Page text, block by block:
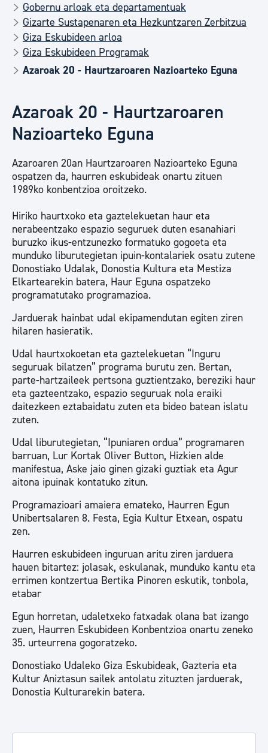
Gobernu arloak eta departamentuak
Gizarte Sustapenaren eta Hezkuntzaren Zerbitzua
Giza Eskubideen arloa
Giza Eskubideen Programak
Azaroak 20 - Haurtzaroaren Nazioarteko Eguna
Azaroak 20 - Haurtzaroaren
Nazioarteko Eguna
Azaroaren 20an Haurtzaroaren Nazioarteko Eguna
ospatzen da, haurren eskubideak onartu zituen
1989ko konbentzioa oroitzeko.
Hiriko haurtxoko eta gaztelekuetan haur eta
nerabeentzako espazio seguruek duten esanahiari
buruzko ikus-entzunezko formatuko gogoeta eta
munduko liburutegietan ipuin-kontalariek osatu zutene
Donostiako Udalak, Donostia Kultura eta Mestiza
Elkartearekin batera, Haur Eguna ospatzeko
programatutako programazioa.
Jarduerak hainbat udal ekipamendutan egiten ziren
hilaren hasieratik.
Udal haurtxokoetan eta gaztelekuetan “Inguru
seguruak bilatzen” programa burutu zen. Bertan,
parte-hartzaileek pertsona guztientzako, bereziki haur
eta gazteentzako, espazio seguruak nola eraiki
daitezkeen eztabaidatu zuten eta bideo batean islatu
zuten.
Udal liburutegietan, “Ipuniaren ordua” programaren
barruan, Lur Kortak Oliver Button, Hizkien alde
manifestua, Aske jaio ginen gizaki guztiak eta Agur
aitona ipuinak kontatuko zitun.
Programazioari amaiera emateko, Haurren Egun
Unibertsalaren 8. Festa, Egia Kultur Etxean, ospatu
zen.
Haurren eskubideen inguruan aritu ziren jarduera
hauen bitartez: jolasak, eskulanak, munduko kantu eta
errimen kontzertua Bertika Pinoren eskutik, tonbola,
etabar
Egun horretan, udaletxeko fatxadak olana bat izango
zuen, Haurren Eskubideen Konbentzioa onartu zeneko
35. urteurrena gogoratzeko.
Donostiako Udaleko Giza Eskubideak, Gazteria eta
Kultur Aniztasun sailek antolatu zituzten jarduerak,
Donostia Kulturarekin batera.